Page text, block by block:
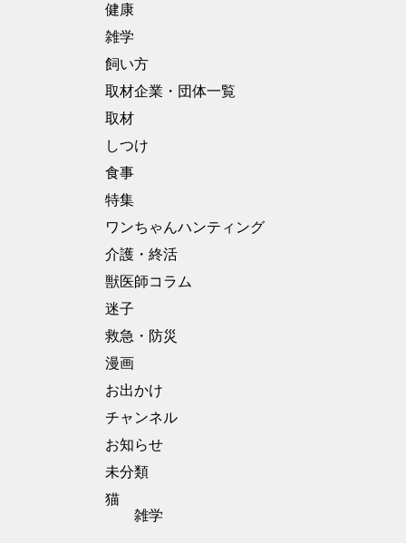
健康
雑学
飼い方
取材企業・団体一覧
取材
しつけ
食事
特集
ワンちゃんハンティング
介護・終活
獣医師コラム
迷子
救急・防災
漫画
お出かけ
チャンネル
お知らせ
未分類
猫
雑学